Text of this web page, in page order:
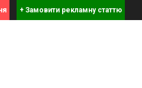
+ Замовити рекламну статтю